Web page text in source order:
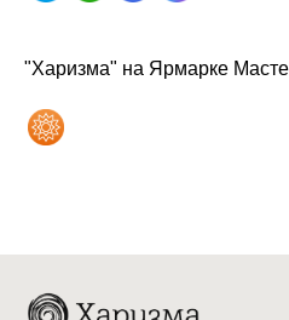
"Харизма" на Ярмарке